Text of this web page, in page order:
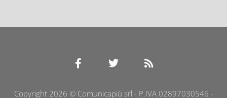
Copyright 2026 © Comunicapiù srl - P.IVA 02897030546 -